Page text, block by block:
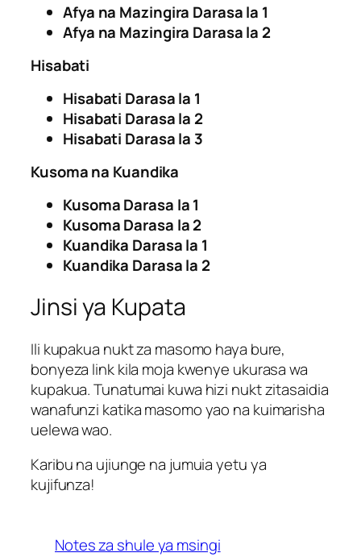
Afya na Mazingira Darasa la 1
Afya na Mazingira Darasa la 2
Hisabati
Hisabati Darasa la 1
Hisabati Darasa la 2
Hisabati Darasa la 3
Kusoma na Kuandika
Kusoma Darasa la 1
Kusoma Darasa la 2
Kuandika Darasa la 1
Kuandika Darasa la 2
Jinsi ya Kupata
Ili kupakua nukt za masomo haya bure,
bonyeza link kila moja kwenye ukurasa wa
kupakua. Tunatumai kuwa hizi nukt zitasaidia
wanafunzi katika masomo yao na kuimarisha
uelewa wao.
Karibu na ujiunge na jumuia yetu ya
kujifunza!
Notes za shule ya msingi